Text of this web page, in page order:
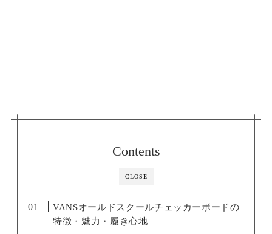
CLOSE
Contents
VANSオールドスクールチェッカーボードの
特徴・魅力・履き心地